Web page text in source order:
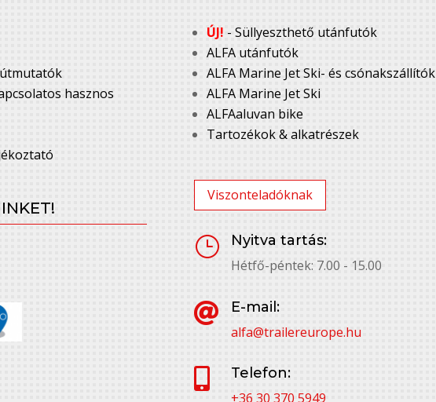
hasznos
ÚJ! - Süllyeszthető utánfutók
ALFA utánfutók
ALFA Marine Jet Ski- és csónakszállítók
ALFA Marine Jet Ski
ALFAaluvan bike
Tartozékok & alkatrészek
Viszonteladóknak
}
Nyitva tartás:
Hétfő-péntek: 7.00 - 15.00

E-mail:
alfa@trailereurope.hu

Telefon:
+36 30 370 5949